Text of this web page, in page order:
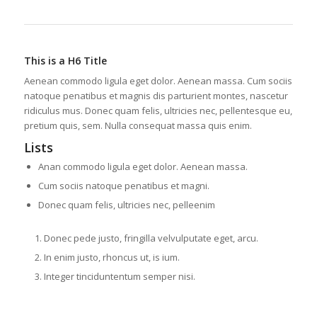
This is a H6 Title
Aenean commodo ligula eget dolor. Aenean massa. Cum sociis
natoque penatibus et magnis dis parturient montes, nascetur
ridiculus mus. Donec quam felis, ultricies nec, pellentesque eu,
pretium quis, sem. Nulla consequat massa quis enim.
Lists
Anan commodo ligula eget dolor. Aenean massa.
Cum sociis natoque penatibus et magni.
Donec quam felis, ultricies nec, pelleenim
Donec pede justo, fringilla velvulputate eget, arcu.
In enim justo, rhoncus ut, is ium.
Integer tinciduntentum semper nisi.